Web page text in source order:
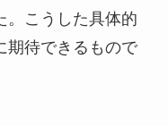
。こうした具体的
期待できるもので